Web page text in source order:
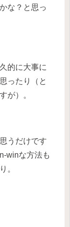
な？と思っ
的に大事に
ったり（と
が）。
うだけです
winな方法も
。